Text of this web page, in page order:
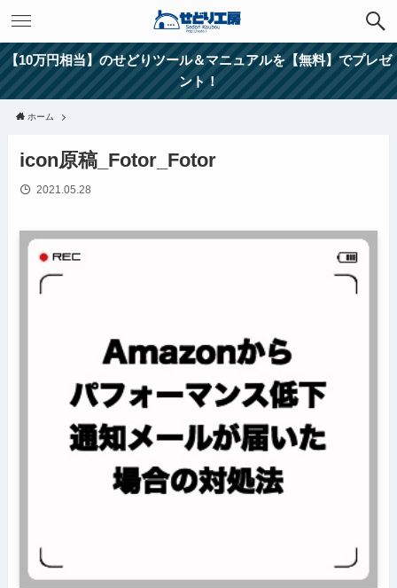
【10万円相当】のせどりツール＆マニュアルを【無料】でプレゼ
ント！
ホーム
icon原稿_Fotor_Fotor
2021.05.28